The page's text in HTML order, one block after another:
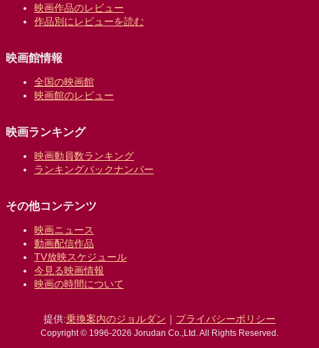
映画作品のレビュー
作品別にレビューを読む
映画館情報
全国の映画館
映画館のレビュー
映画ランキング
映画動員数ランキング
ランキングバックナンバー
その他コンテンツ
映画ニュース
動画配信作品
TV放映スケジュール
今見る映画情報
映画の時間について
提供:乗換案内のジョルダン ｜ プライバシーポリシー
Copyright © 1996-2026 Jorudan Co.,Ltd. All Rights Reserved.